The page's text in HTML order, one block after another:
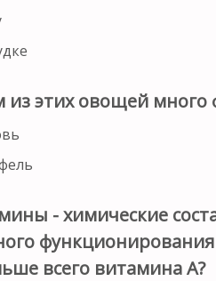
из этих овощей много
- химические
всего витамина А?